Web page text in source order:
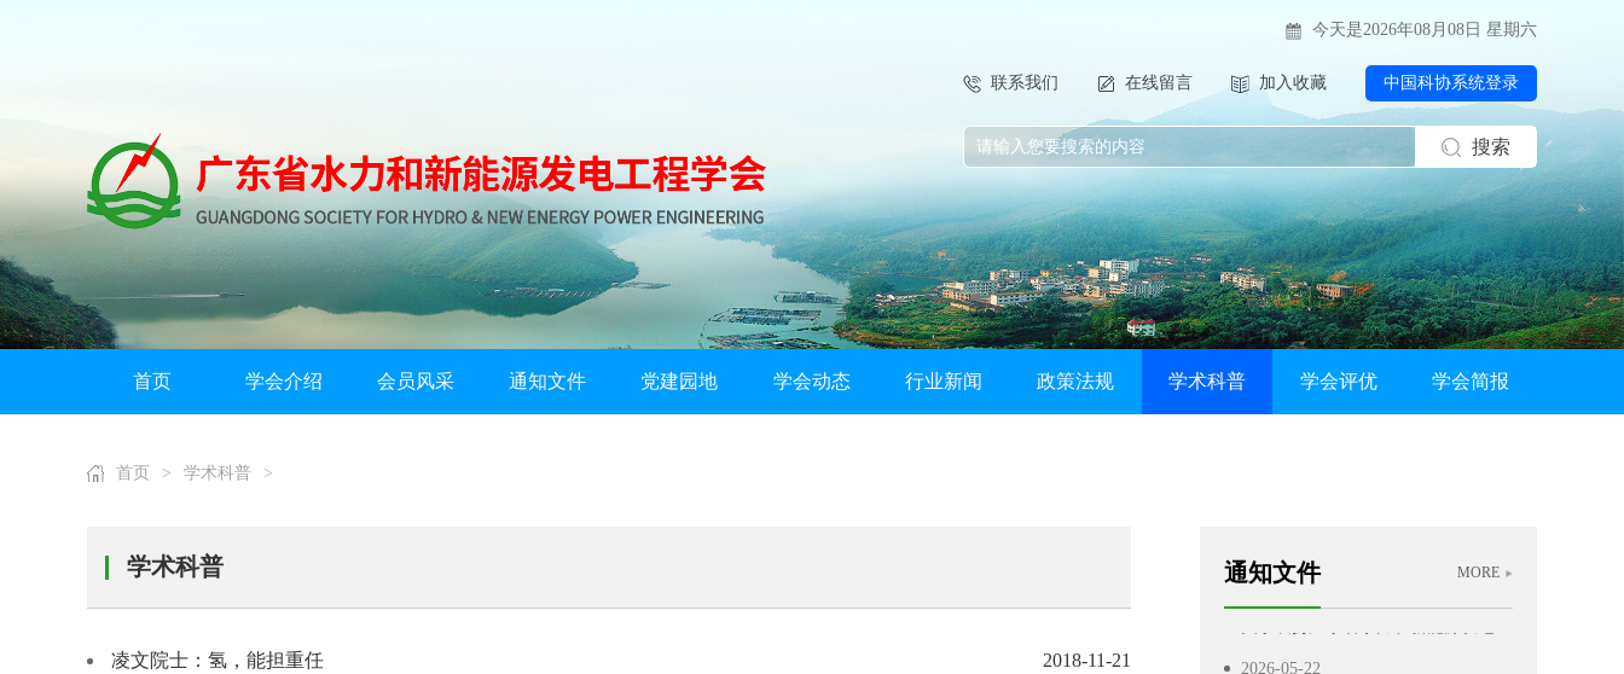
今天是2026年08月08日 星期六
联系我们 在线留言 加入收藏 中国科协系统登录
搜索
首页 学会介绍 会员风采 通知文件 党建园地 学会动态 行业新闻 政策法规 学术科普 学会评优 学会简报
首页 > 学术科普 >
学术科普
凌文院士：氢，能担重任 2018-11-21
通知文件 MORE
2026-07-29
关于举办2026 年电力行业送配电线路工技能提升培
2026-07-13
2026-06-18
2026-05-22